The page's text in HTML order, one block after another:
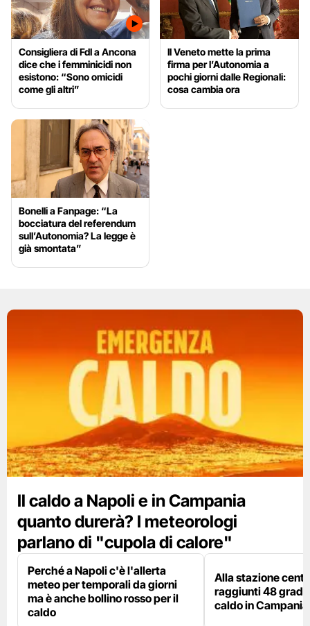
Consigliera di FdI a Ancona
dice che i femminicidi non
esistono: “Sono omicidi
come gli altri”
Il Veneto mette la prima
firma per l’Autonomia a
pochi giorni dalle Regionali:
cosa cambia ora
Bonelli a Fanpage: “La
bocciatura del referendum
sull’Autonomia? La legge è
già smontata”
Il caldo a Napoli e in Campania
quanto durerà? I meteorologi
parlano di "cupola di calore"
Perché a Napoli c'è l'allerta
meteo per temporali da giorni
ma è anche bollino rosso per il
caldo
Alla stazione
raggiunti 48
caldo in Campania